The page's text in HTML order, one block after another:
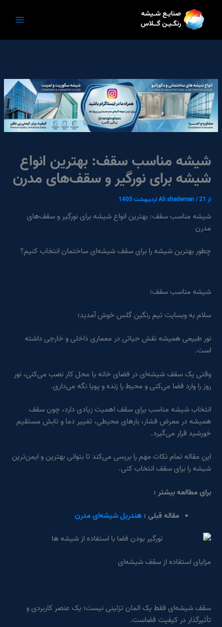
شیشه مناسب سقف: بهترین انواع
شیشه برای نورگیر و سقف‌های مدرن
از Ali shademan /21 اردیبهشت 1405
شیشه مناسب سقف: بهترین انواع شیشه برای نورگیر و سقف‌های
مدرن
چطور بهترین شیشه را برای سقف شیشه‌ای ساختمان انتخاب کنیم؟
شیشه مناسب سقف؛
سلام به وبسایت تیم رنگین گلس خوش آمدید؛
نور طبیعی همیشه نقش حیاتی در معماری داخلی و خارجی داشته
است.
وقتی یک سقف شیشه‌ای در فضای خانه یا محل کار نصب می‌کنی، نور
روز را وارد فضا می‌کنی و محیط را زنده و پویا نگه می‌داری.
انتخاب شیشه مناسب برای سقف اهمیت زیادی دارد، چون سقف
همیشه در معرض فشار، بارهای محیطی، تغییر دما و تابش مستقیم
خورشید قرار می‌گیرد.
این مقاله تمام نکات مهم را بررسی می‌کند تا بتوانی بهترین و ایمن‌ترین
شیشه را برای سقف انتخاب کنی.
برای مطالعه بیشتر :
مقاله قبلی :هندریل شیشه‌ای مدرن
مزایای استفاده از سقف شیشه‌ای
سقف شیشه‌ای فقط یک المان تزئینی نیست؛ یک عنصر کاربردی و
تأثیرگذار در کیفیت فضاست.